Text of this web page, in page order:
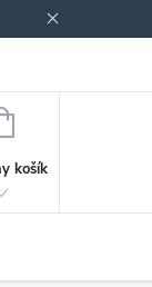
NÁKUPNÝ
košík